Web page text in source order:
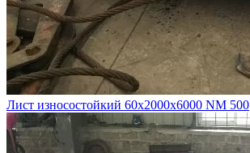
Лист износостойкий 60х2000х6000 NM 500